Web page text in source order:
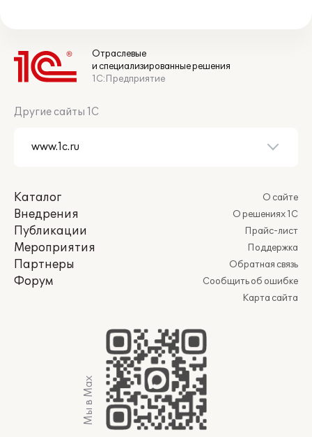
Отраслевые
и специализированные решения
1С:Предприятие
Другие сайты 1С
Каталог
Внедрения
Публикации
Мероприятия
Партнеры
Форум
О сайте
О решениях 1С
Прайс-лист
Поддержка
Обратная связь
Сообщить об ошибке
Карта сайта
Мы в Max